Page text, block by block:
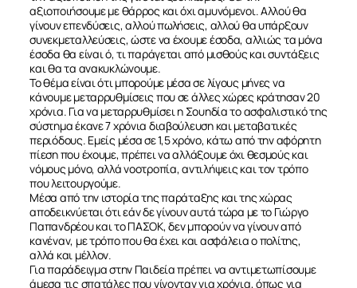
αξιοποιήσουμε με θάρρος και όχι αμυνόμενοι. Αλλού θα
γίνουν επενδύσεις, αλλού πωλήσεις, αλλού θα υπάρξουν
συνεκμεταλλεύσεις, ώστε να έχουμε έσοδα, αλλιώς τα μόνα
έσοδα θα είναι ό, τι παράγεται από μισθούς και συντάξεις
και θα τα ανακυκλώνουμε.
Το θέμα είναι ότι μπορούμε μέσα σε λίγους μήνες να
κάνουμε μεταρρυθμίσεις που σε άλλες χώρες κράτησαν 20
χρόνια. Για να μεταρρυθμίσει η Σουηδία το ασφαλιστικό της
σύστημα έκανε 7 χρόνια διαβούλευση και μεταβατικές
περιόδους. Εμείς μέσα σε 1,5 χρόνο, κάτω από την αφόρητη
πίεση που έχουμε, πρέπει να αλλάξουμε όχι θεσμούς και
νόμους μόνο, αλλά νοοτροπία, αντιλήψεις και τον τρόπο
που λειτουργούμε.
Μέσα από την ιστορία της παράταξης και της χώρας
αποδεικνύεται ότι εάν δε γίνουν αυτά τώρα με το Γιώργο
Παπανδρέου και το ΠΑΣΟΚ, δεν μπορούν να γίνουν από
κανέναν, με τρόπο που θα έχει και ασφάλεια ο πολίτης,
αλλά και μέλλον.
Για παράδειγμα στην Παιδεία πρέπει να αντιμετωπίσουμε
άμεσα τις σπατάλες που γίνονταν για χρόνια, όπως για